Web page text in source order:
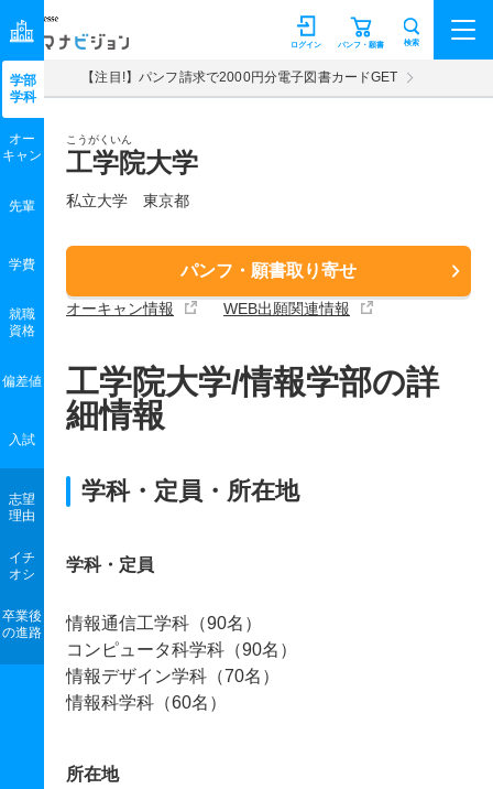
マナビジョン パンフ・願書
ログイン 検索
【注目!】パンフ請求で2000円分電子図書カードGET
こうがくいん
工学院大学
私立大学 東京都
パンフ・願書取り寄せ
オーキャン情報 WEB出願関連情報
学部
学科
オー
キャン
先輩
学費
就職
資格
偏差値
入試
志望
理由
イチ
オシ
卒業後
の進路
工学院大学/情報学部の詳
細情報
学科・定員・所在地
学科・定員
情報通信工学科（90名）
コンピュータ科学科（90名）
情報デザイン学科（70名）
情報科学科（60名）
所在地